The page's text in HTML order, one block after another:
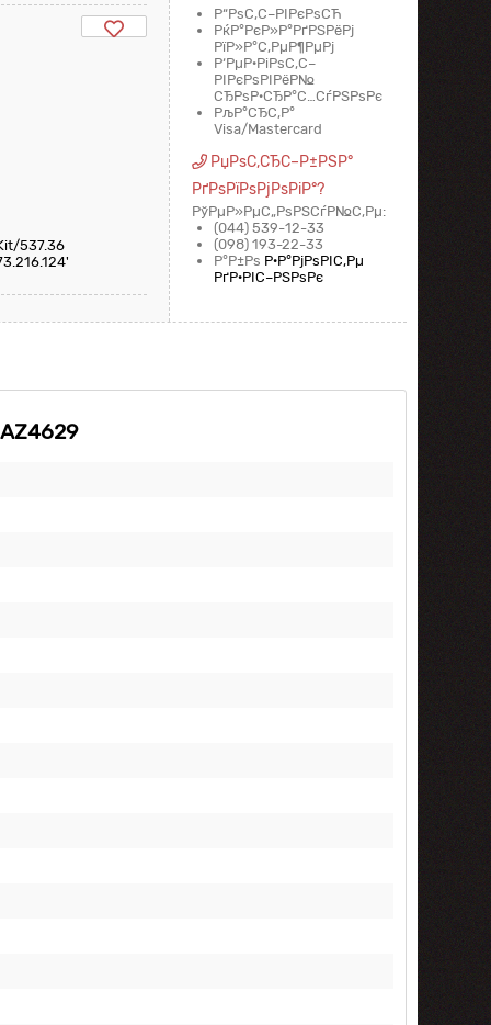
537.36
Р“РѕС‚С–РІРєРѕСЋ
РќР°РєР»Р°РґРЅРёРј
РїР»Р°С‚РµР¶РµРј
Р‘РµР·РіРѕС‚С–
РІРєРѕРІРёР№
СЂРѕР·СЂР°С…СѓРЅРѕРє
РљР°СЂС‚Р°
Visa/Mastercard
РџРѕС‚СЂС–Р±РЅР°
РґРѕРїРѕРјРѕРіР°?
РўРµР»РµС„РѕРЅСѓР№С‚Рµ:
(044) 539-12-33
(098) 193-22-33
Р°Р±Рѕ Р·Р°РјРѕРІС‚Рµ
РґР·РІС–РЅРѕРє